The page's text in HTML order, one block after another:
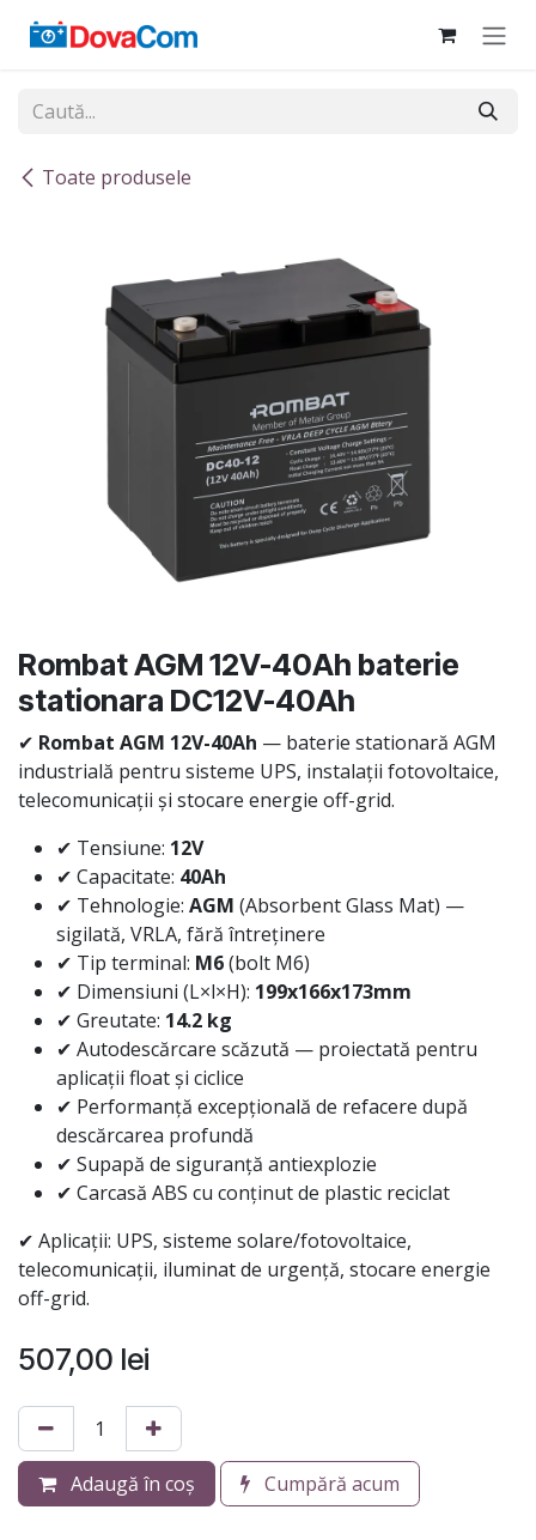
Toate produsele
Rombat AGM 12V-40Ah baterie
stationara DC12V-40Ah
✔ Rombat AGM 12V-40Ah — baterie stationară AGM
industrială pentru sisteme UPS, instalații fotovoltaice,
telecomunicații și stocare energie off-grid.
✔ Tensiune: 12V
✔ Capacitate: 40Ah
✔ Tehnologie: AGM (Absorbent Glass Mat) —
sigilată, VRLA, fără întreținere
✔ Tip terminal: M6(bolt M6)
✔ Dimensiuni (L×l×H): 199x166x173mm
✔ Greutate: 14.2 kg
✔ Autodescărcare scăzută — proiectată pentru
aplicații float și ciclice
✔ Performanță excepțională de refacere după
descărcarea profundă
✔ Supapă de siguranță antiexplozie
✔ Carcasă ABS cu conținut de plastic reciclat
✔ Aplicații: UPS, sisteme solare/fotovoltaice,
telecomunicații, iluminat de urgență, stocare energie
off-grid.
507,00 lei
Adaugă în coș Cumpără acum